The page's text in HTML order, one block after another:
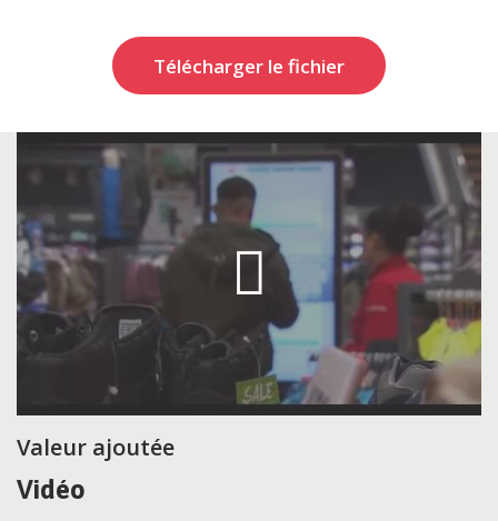
Télécharger le fichier
Valeur ajoutée
Vidéo